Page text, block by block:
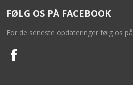
FØLG OS PÅ FACEBOOK
For de seneste opdateringer følg os på